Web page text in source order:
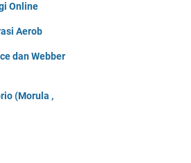
Online
Aerob
dan Webber
(Morula ,